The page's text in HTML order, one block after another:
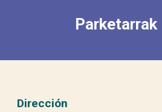
Parketarrak
Dirección